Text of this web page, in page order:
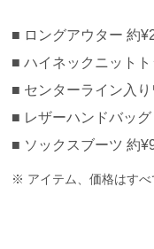
ロングアウター 約
ハイネックニット
センターライン入
レザーハンドバッ
ソックスブーツ 約
アイテム、価格はす